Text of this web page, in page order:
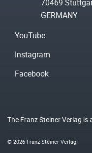
70469
GERMANY
YouTube
Instagram
Facebook
The Franz Steiner Verlag
© 2026 Franz Steiner Verlag